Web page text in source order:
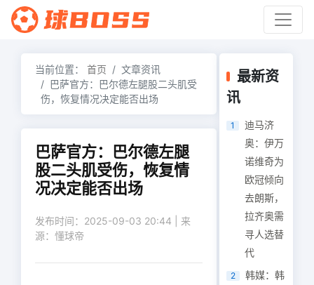
当前位置： 首页
文章资讯
巴萨官方：巴尔德左腿股二头肌受
伤，恢复情况决定能否出场
巴萨官方：巴尔德左腿
股二头肌受伤，恢复情
况决定能否出场
发布时间：2025-09-03 20:44 | 来
源：懂球帝
最新资
讯
1
迪马济
奥：伊万
诺维奇为
欧冠倾向
去朗斯，
拉齐奥需
寻人选替
代
2
韩媒：韩